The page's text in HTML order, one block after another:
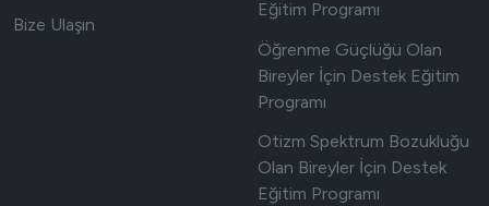
Bize Ulaşın
Eğitim Programı
Öğrenme Güçlüğü Olan
Bireyler İçin Destek Eğitim
Programı
Otizm Spektrum Bozukluğu
Olan Bireyler İçin Destek
Eğitim Programı